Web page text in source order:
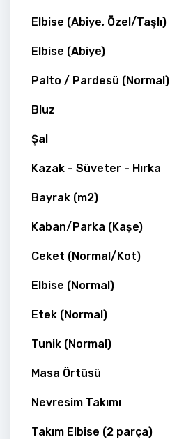
Elbise (Abiye, Özel/Taşlı)
Elbise (Abiye)
Palto / Pardesü (Normal)
Bluz
Şal
Kazak - Süveter - Hırka
Bayrak (m2)
Kaban/Parka (Kaşe)
Ceket (Normal/Kot)
Elbise (Normal)
Etek (Normal)
Tunik (Normal)
Masa Örtüsü
Nevresim Takımı
Takım Elbise (2 parça)